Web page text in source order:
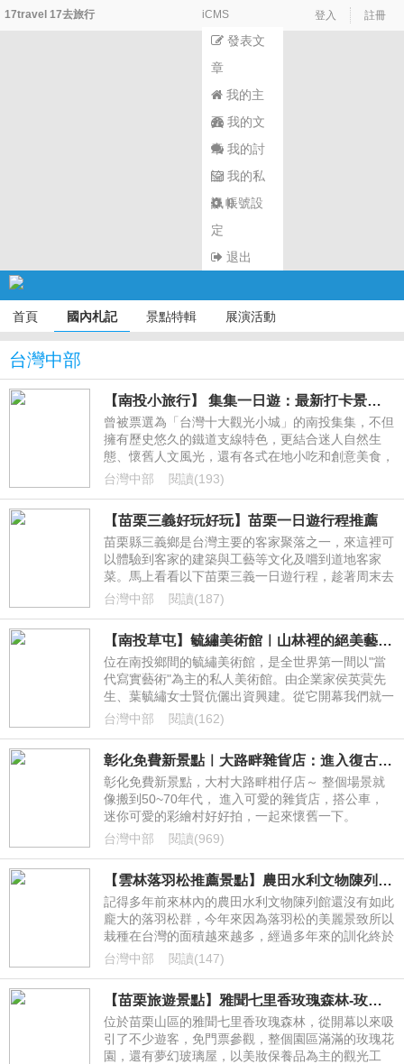
17travel 17去旅行 登入 註冊
iCMS
發表文
章
我的主
頁 我的文
章 我的討
論 我的私
訊0
帳號設
定
退出
首頁 國內札記 景點特輯 展演活動
台灣中部
【南投小旅行】 集集一日遊：最新打卡景點、 必吃美食、必買伴手禮，看這篇一次搞定！
曾被票選為「台灣十大觀光小城」的南投集集，不但
擁有歷史悠久的鐵道支線特色，更結合迷人自然生
態、懷舊人文風光，還有各式在地小吃和創意美食，
感受樸實恬淡的小鎮氛圍。這次KLOOK客路要帶大
家來趟「 集集一日遊 」，玩遍推薦打卡景點、吃翻
台灣中部 閱讀(193)
【苗栗三義好玩好玩】苗栗一日遊行程推薦
​苗栗縣三義鄉是台灣主要的客家聚落之一，來這裡可
以體驗到客家的建築與工藝等文化及嚐到道地客家
菜。馬上看看以下苗栗三義一日遊行程，趁著周末去
苗栗三義來一趟輕旅行吧！
台灣中部 閱讀(187)
【南投草屯】毓繡美術館｜山林裡的絕美藝術館，2016年台灣建築獎首獎，第一間當代寫實藝術美術館，採預約制，草屯一日遊！
位在南投鄉間的毓繡美術館，是全世界第一間以"當
代寫實藝術"為主的私人美術館。由企業家侯英蓂先
生、葉毓繡女士賢伉儷出資興建。從它開幕我們就一
直想要來訪，今天終於來了，來當一日假文青，吸收
一點藝術氣息。 一定要預約，還有館內是不能拍照
台灣中部 閱讀(162)
彰化免費新景點｜大路畔雜貨店：進入復古的小村莊吧(戲院.柑仔店.懷舊的復古玩具.話筒.公車站牌)，可愛的彩繪牆面，大村一日遊。
彰化免費新景點，大村大路畔柑仔店～ 整個場景就
像搬到50~70年代， 進入可愛的雜貨店，搭公車，
迷你可愛的彩繪村好好拍，一起來懷舊一下。
台灣中部
閱讀(969)
【雲林落羽松推薦景點】農田水利文物陳列館-林內季節限定北國夢幻景色
記得多年前來林內的農田水利文物陳列館還沒有如此
龐大的落羽松群，今年來因為落羽松的美麗景致所以
栽種在台灣的面積越來越多，經過多年來的訓化終於
我們看到了水利陳列館前的水圳兩旁漂亮的落羽松，
喜歡青黃交接的落羽松，彷彿到了北國一般，如此美
面積廣大外加水車與水圳的特殊景觀，讓秋冬的美景
能展現在我們面前。
台灣中部 閱讀(147)
【苗栗旅遊景點】雅聞七里香玫瑰森林-玫瑰花園玻璃屋享受大自然
位於苗栗山區的雅聞七里香玫瑰森林，從開幕以來吸
引了不少遊客，免門票參觀，整個園區滿滿的玫瑰花
園，還有夢幻玻璃屋，以美妝保養品為主的觀光工